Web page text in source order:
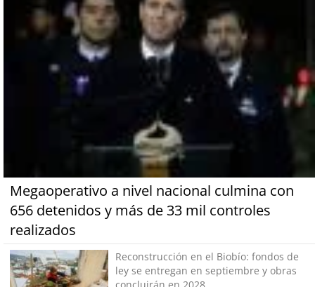
Megaoperativo a nivel nacional culmina con
656 detenidos y más de 33 mil controles
realizados
Reconstrucción en el Biobío: fondos de
ley se entregan en septiembre y obras